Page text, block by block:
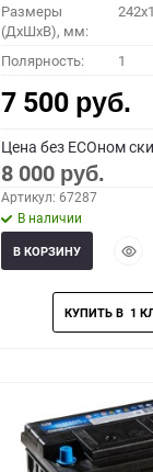
Размеры
(ДхШхВ), мм:
Полярность: 1
7 500 руб.
Цена без ECOном
8 000 руб.
Артикул: 67287
В наличии
В КОРЗИНУ